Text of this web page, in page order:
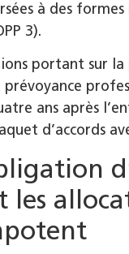
à des formes
3).
portant sur
ans après
d’accords
les